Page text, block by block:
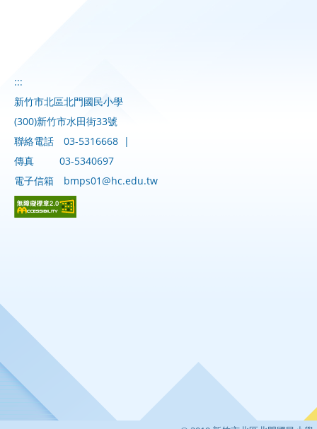
:::
新竹市北區北門國民小學
(300)新竹市水田街33號
聯絡電話
03-5316668 |
傳真
03-5340697
電子信箱
bmps01@hc.edu.tw